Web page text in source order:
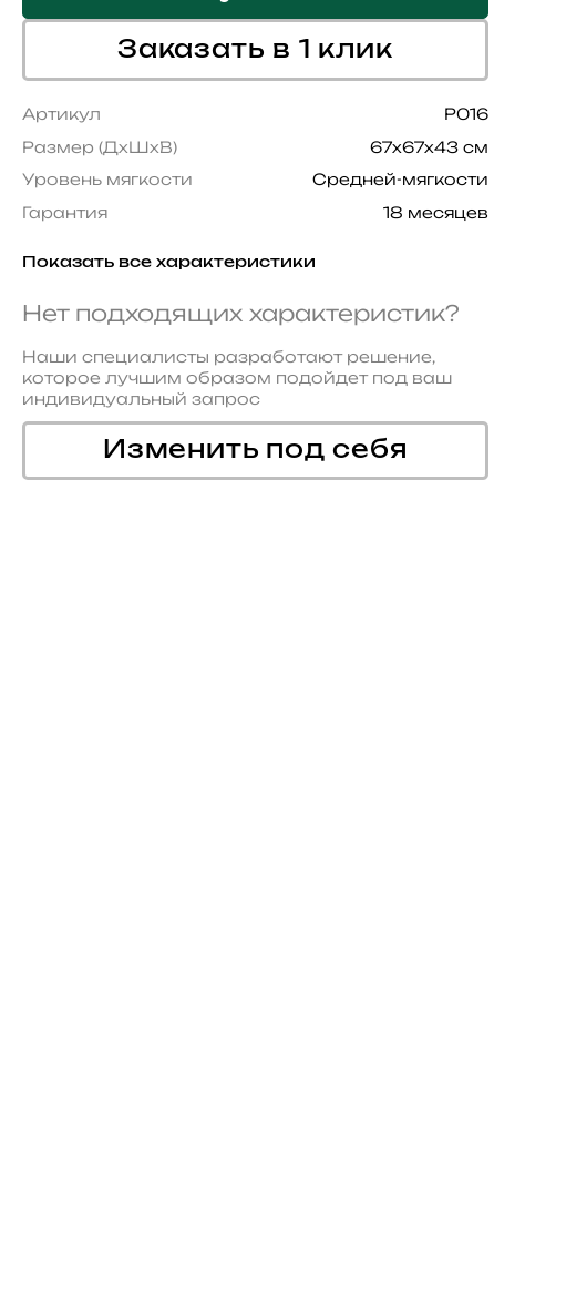
Заказать в 1 клик
Артикул
P016
Размер (ДхШхВ)
67x67x43 см
Уровень мягкости
Средней-мягкости
Гарантия
18 месяцев
Показать все характеристики
Нет подходящих характеристик?
Наши специалисты разработают решение,
которое лучшим образом подойдет под ваш
индивидуальный запрос
Изменить под себя